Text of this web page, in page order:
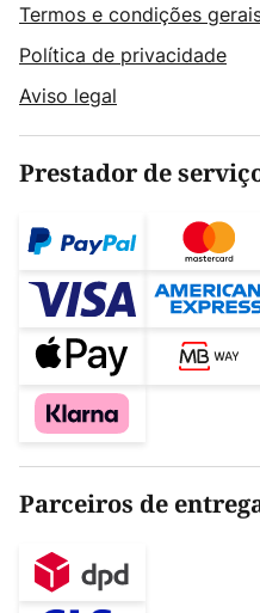
Termos e condições
Política de privacidade
Aviso legal
Prestador de
Parceiros de